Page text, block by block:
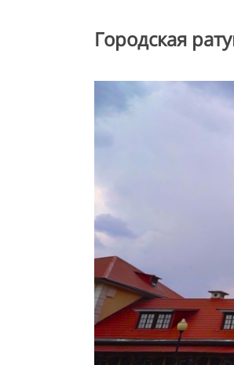
Городская